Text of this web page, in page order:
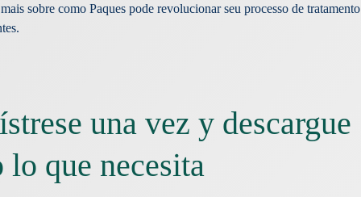
sobre como Paques pode revolucionar seu processo de
una vez y descargue
lo que necesita